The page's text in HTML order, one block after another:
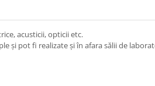
acusticii, opticii etc.
și pot fi realizate și în afara sălii de